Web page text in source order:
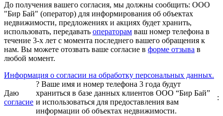
До получения вашего согласия, мы должны сообщить: ООО
"Бир Бай" (оператор) для информирования об объектах
недвижимости, предложениях и акциях будет хранить,
использовать, передавать операторам ваш номер телефона в
течение 3-х лет с момента последнего вашего обращения к
нам. Вы можете отозвать ваше согласие в форме отзыва в
любой момент.
Информация о согласии на обработку персональных данных.
Даю
согласие
? Ваше имя и номер телефона 3 года будут
храниться в базе данных клиентов ООО “Бир Бай”
и использоваться для предоставления вам
информации об объектах недвижимости.
: